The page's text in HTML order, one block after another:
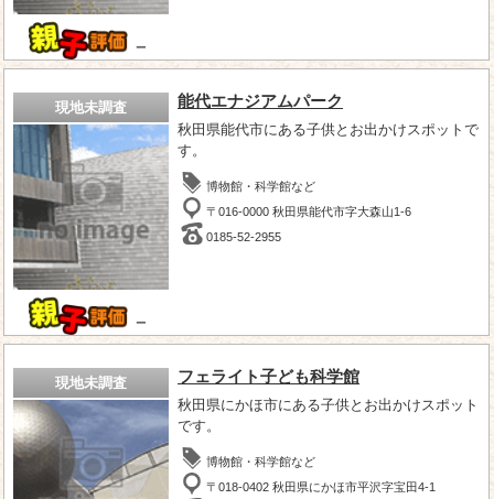
－
現地未調査
－
能代エナジアムパーク
秋田県能代市にある子供とお出かけスポットで
す。
博物館・科学館など
〒016-0000 秋田県能代市字大森山1-6
0185-52-2955
現地未調査 フェライト子ども科学館
秋田県にかほ市にある子供とお出かけスポット
です。
博物館・科学館など
〒018-0402 秋田県にかほ市平沢字宝田4-1